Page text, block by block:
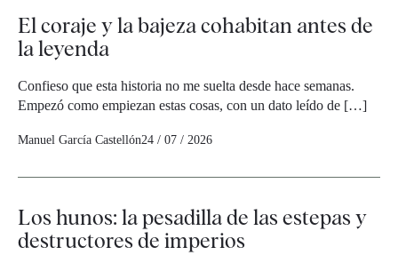
El coraje y la bajeza cohabitan antes de
la leyenda
Confieso que esta historia no me suelta desde hace semanas.
Empezó como empiezan estas cosas, con un dato leído de […]
Manuel García Castellón24 / 07 / 2026
Los hunos: la pesadilla de las estepas y
destructores de imperios